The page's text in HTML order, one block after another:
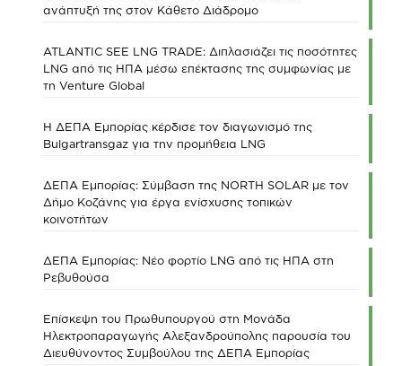
ανάπτυξή της στον Κάθετο Διάδρομο
ATLANTIC SEE LNG TRADE: Διπλασιάζει τις ποσότητες
LNG από τις ΗΠΑ μέσω επέκτασης της συμφωνίας με
τη Venture Global
Η ΔΕΠΑ Εμπορίας κέρδισε τον διαγωνισμό της
Bulgartransgaz για την προμήθεια LNG
ΔΕΠΑ Εμπορίας: Σύμβαση της NORTH SOLAR με τον
Δήμο Κοζάνης για έργα ενίσχυσης τοπικών
κοινοτήτων
ΔΕΠΑ Εμπορίας: Νέο φορτίο LNG από τις ΗΠΑ στη
Ρεβυθούσα
Επίσκεψη του Πρωθυπουργού στη Μονάδα
Ηλεκτροπαραγωγής Αλεξανδρούπολης παρουσία του
Διευθύνοντος Συμβούλου της ΔΕΠΑ Εμπορίας